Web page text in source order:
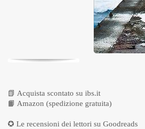
📗 Acquista scontato su ibs.it
📙 Amazon (spedizione gratuita)
✪ Le recensioni dei lettori su Goodreads